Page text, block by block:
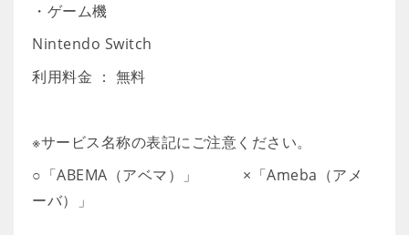
・ゲーム機
Nintendo Switch
利用料金 ： 無料
※サービス名称の表記にご注意ください。
○「ABEMA（アベマ）」 ×「Ameba（アメ
ーバ）」